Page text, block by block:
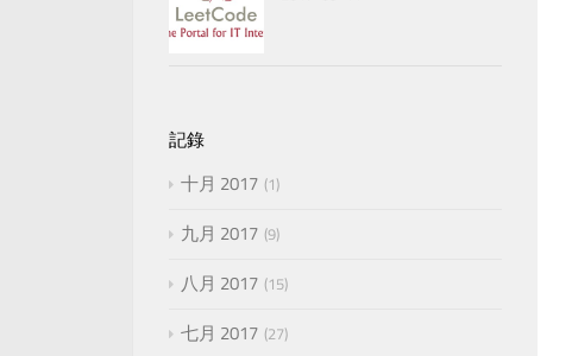
記錄
十月 2017 1
九月 2017 9
八月 2017 15
七月 2017 27